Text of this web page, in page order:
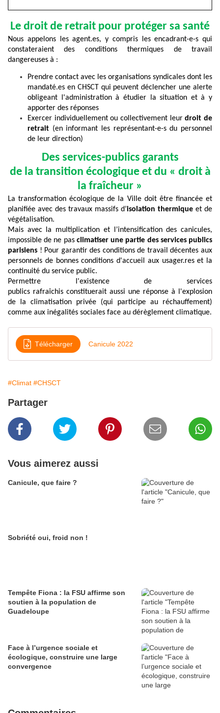
Le droit de retrait pour protéger sa santé
Nous appelons les agent.es, y compris les encadrant-e-s qui
constateraient des conditions thermiques de travail
dangereuses à :
Prendre contact avec les organisations syndicales dont les
mandaté.es en CHSCT qui peuvent déclencher une alerte
obligeant l'administration à étudier la situation et à y
apporter des réponses
Exercer individuellement ou collectivement leurdroit de
retrait (en informant les représentant-e-s du personnel
de leur direction)
Des services-publics garants
de la transition écologique et du « droit à
la fraîcheur »
La transformation écologique de la Ville doit être financée et
planifiée avec des travaux massifs d’isolation thermique et de
végétalisation.
Mais avec la multiplication et l’intensification des canicules,
impossible de ne pas climatiser une partie des services publics
parisiens ! Pour garantir des conditions de travail décentes aux
personnels de bonnes conditions d'accueil aux usager.res et la
continuité du service public.
Permettre l'existence de services
publics rafraîchis constituerait aussi une réponse à l'explosion
de la climatisation privée (qui participe au réchauffement)
comme aux inégalités sociales face au dérèglement climatique.
Télécharger Canicule 2022
#Climat #CHSCT
Partager
Vous aimerez aussi
Canicule, que faire ?
Sobriété oui, froid non !
Tempête Fiona : la FSU affirme son
soutien à la population de
Guadeloupe
Face à l’urgence sociale et
écologique, construire une large
convergence